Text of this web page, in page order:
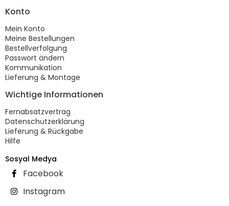
Konto
Mein Konto
Meine Bestellungen
Bestellverfolgung
Passwort ändern
Kommunikation
Lieferung & Montage
Wichtige Informationen
Fernabsatzvertrag
Datenschutzerklärung
Lieferung & Rückgabe
Hilfe
Sosyal Medya
Facebook
Instagram